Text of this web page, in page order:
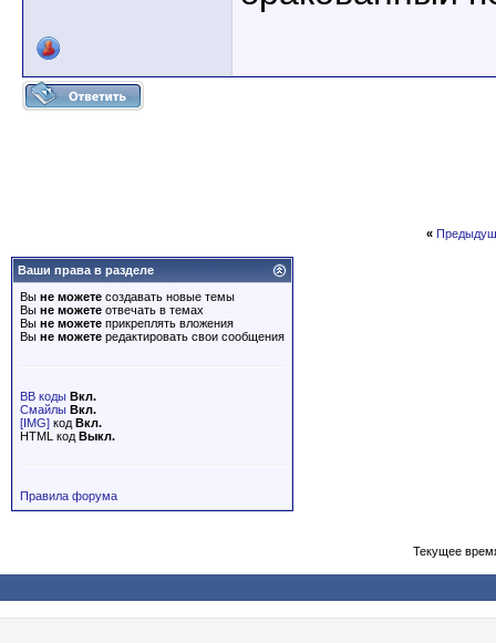
«
Ваши права в разделе
Вы не можете создавать новые темы
Вы не можете отвечать в темах
Вы не можете прикреплять вложения
Вы не можете редактировать свои сообщения
BB коды Вкл.
Смайлы Вкл.
[IMG] код Вкл.
HTML код Выкл.
Правила форума
Текущее